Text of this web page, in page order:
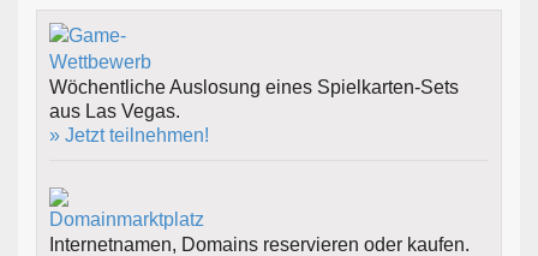
Wöchentliche Auslosung eines Spielkarten-Sets
aus Las Vegas.
» Jetzt teilnehmen!
Internetnamen, Domains reservieren oder kaufen.